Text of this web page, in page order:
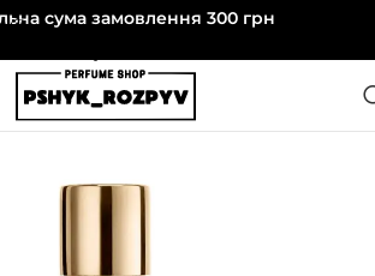
сума замовлення 300 грн